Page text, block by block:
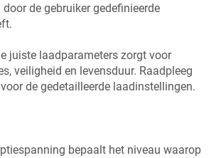
de gebruiker gedefinieerde
juiste laadparameters zorgt voor
veiligheid en levensduur. Raadpleeg
voor de gedetailleerde laadinstellingen.
bepaalt het niveau waarop